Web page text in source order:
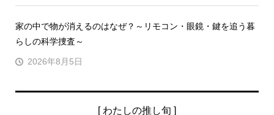
家の中で物が消えるのはなぜ？～リモコン・眼鏡・鍵を追う暮
らしの科学捜査～
2026年8月5日
[ わたしの推し旬 ]